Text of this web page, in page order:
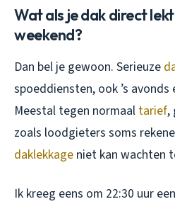
Wat als je dak direct
weekend?
Dan bel je gewoon. Serieuze
spoeddiensten, ook ’s
Meestal tegen normaal tarief,
zoals loodgieters soms
daklekkage niet kan wachten
Ik kreeg eens om 22:30 uur